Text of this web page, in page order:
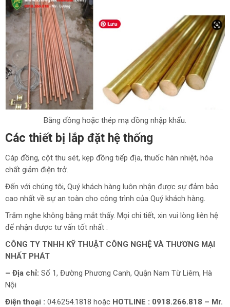
Bằng đồng hoặc thép mạ đồng nhập khẩu.
Các thiết bị lắp đặt hệ thống
Cáp đồng, cột thu sét, kẹp đồng tiếp địa, thuốc hàn nhiệt, hóa
chất giảm điện trở.
Đến với chúng tôi, Quý khách hàng luôn nhận được sự đảm bảo
cao nhất về sự an toàn cho công trình của Quý khách hàng.
Trăm nghe không bằng mắt thấy. Mọi chi tiết, xin vui lòng liên hệ
để nhận được tư vấn tốt nhất :
CÔNG TY TNHH KỸ THUẬT CÔNG NGHỆ VÀ THƯƠNG MẠI
NHẤT PHÁT
– Địa chỉ: Số 1, Đường Phương Canh, Quận Nam Từ Liêm, Hà
Nội
Điện thoại : 04.6254.1818 hoặc HOTLINE : 0918.266.818 – Mr.